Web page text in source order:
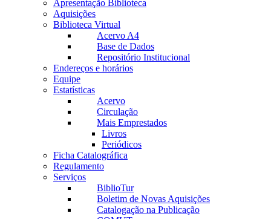
Apresentação Biblioteca
Aquisições
Biblioteca Virtual
Acervo A4
Base de Dados
Repositório Institucional
Endereços e horários
Equipe
Estatísticas
Acervo
Circulação
Mais Emprestados
Livros
Periódicos
Ficha Catalográfica
Regulamento
Serviços
BiblioTur
Boletim de Novas Aquisições
Catalogação na Publicação